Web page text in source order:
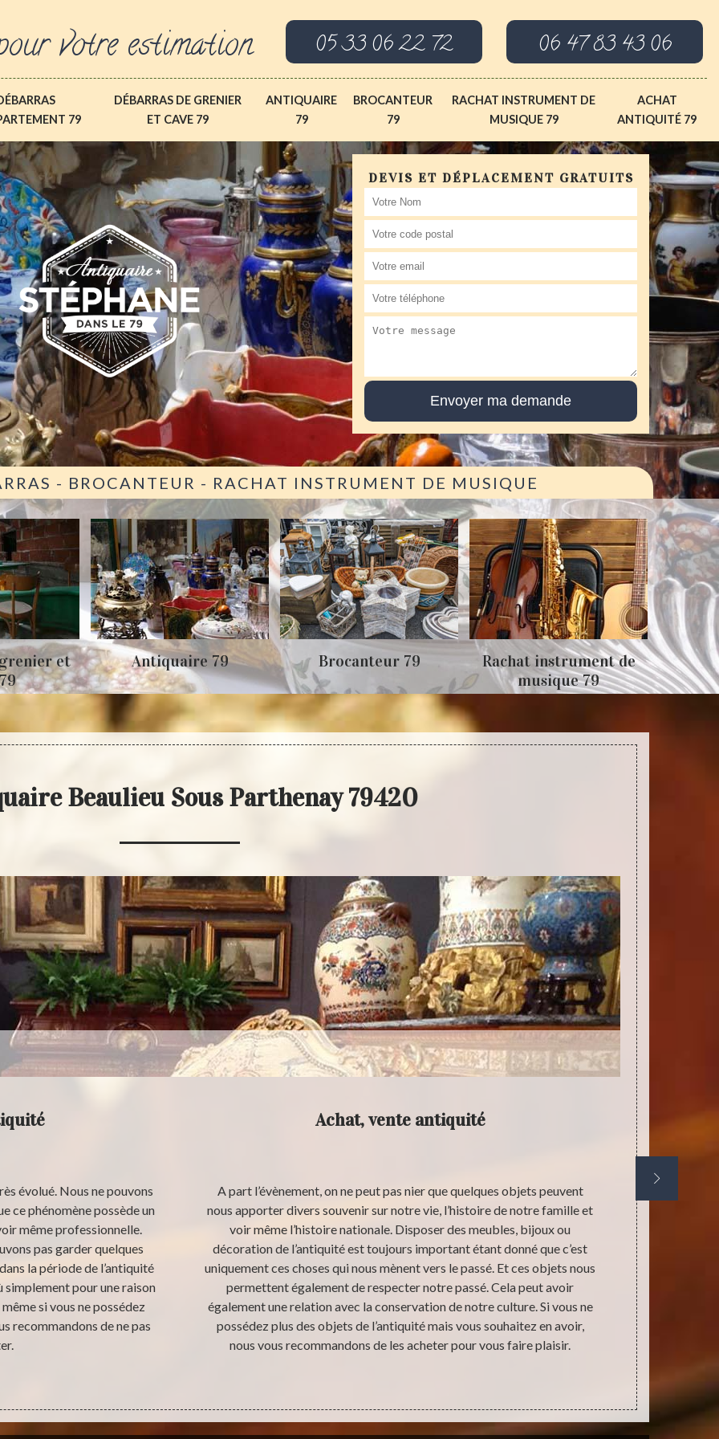
votre estimation 05 33 06 22 72 06 47 83 43 06
79
DÉBARRAS DE GRENIER
ET CAVE 79
ANTIQUAIRE
79
BROCANTEUR
79
RACHAT INSTRUMENT DE
MUSIQUE 79
ACHAT
ANTIQUITÉ 79
DEVIS ET DÉPLACEMENT GRATUITS
- BROCANTEUR - RACHAT INSTRUMENT DE MUSIQUE
et
Antiquaire 79 Brocanteur 79
Rachat instrument de
musique 79
Beaulieu Sous Parthenay 79420
évolué. Nous ne pouvons
ce phénomène possède un
même professionnelle.
pas garder quelques
la période de l’antiquité
pour une raison
si vous ne possédez
recommandons de ne pas
Achat, vente antiquité
A part l’évènement, on ne peut pas nier que quelques objets peuvent
nous apporter divers souvenir sur notre vie, l’histoire de notre famille et
voir même l’histoire nationale. Disposer des meubles, bijoux ou
décoration de l’antiquité est toujours important étant donné que c’est
uniquement ces choses qui nous mènent vers le passé. Et ces objets nous
permettent également de respecter notre passé. Cela peut avoir
également une relation avec la conservation de notre culture. Si vous ne
possédez plus des objets de l’antiquité mais vous souhaitez en avoir,
nous vous recommandons de les acheter pour vous faire plaisir.